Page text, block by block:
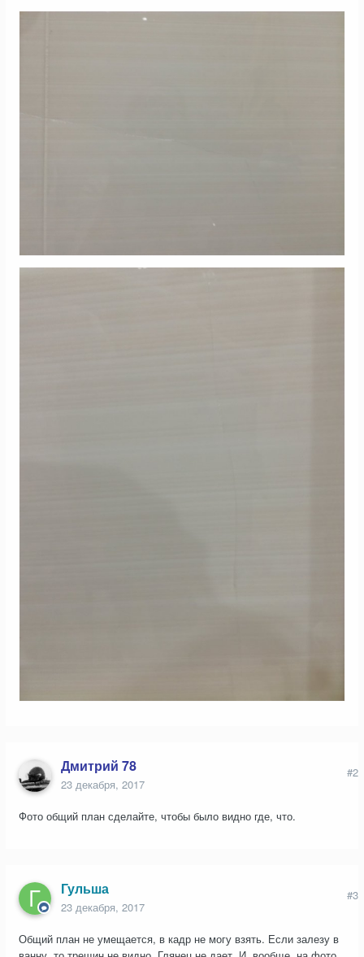
Дмитрий 78
23 декабря, 2017
#2
Фото общий план сделайте, чтобы было видно где, что.
Гульша
23 декабря, 2017
#3
Общий план не умещается, в кадр не могу взять. Если залезу в